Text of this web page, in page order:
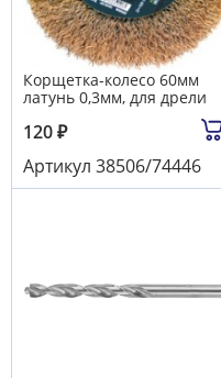
Корщетка-колесо 60мм
латунь 0,3мм, для дрели
120₽
Артикул 38506/74446